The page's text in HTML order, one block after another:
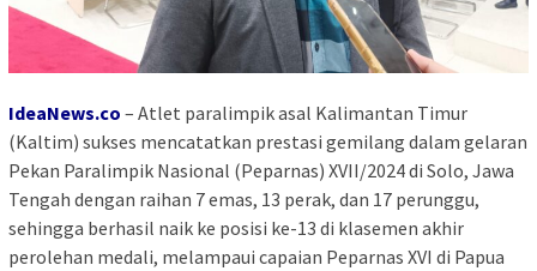
IdeaNews.co – Atlet paralimpik asal Kalimantan Timur
(Kaltim) sukses mencatatkan prestasi gemilang dalam gelaran
Pekan Paralimpik Nasional (Peparnas) XVII/2024 di Solo, Jawa
Tengah dengan raihan 7 emas, 13 perak, dan 17 perunggu,
sehingga berhasil naik ke posisi ke-13 di klasemen akhir
perolehan medali, melampaui capaian Peparnas XVI di Papua